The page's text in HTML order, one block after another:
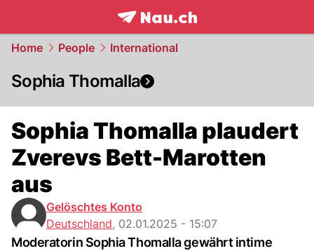
frontpage.NAU.ch
Home People International
Sophia Thomalla
Sophia Thomalla plaudert
Zverevs Bett-Marotten
aus
Gelöschtes Konto
Deutschland, 02.01.2025 - 15:07
Moderatorin Sophia Thomalla gewährt intime